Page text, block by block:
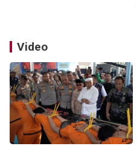
Video